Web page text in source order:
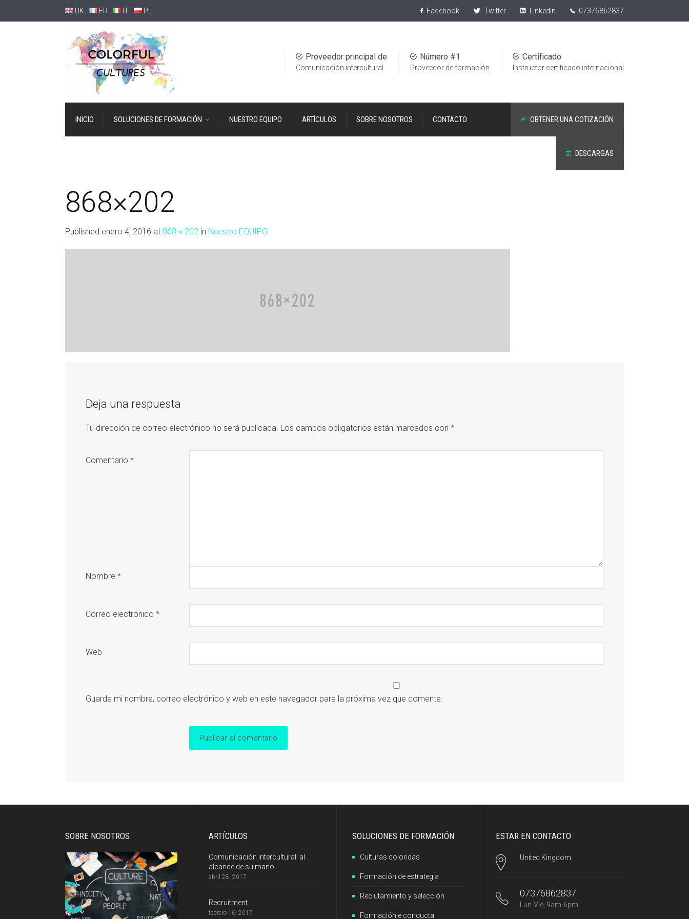
UK FR IT PL Facebook Twitter LinkedIn 07376862837
Certificado
Instructor certificado internacional
Número #1
Proveedor de formación
Proveedor principal de
Comunicación intercultural
INICIO SOLUCIONES DE FORMACIÓN NUESTRO EQUIPO ARTÍCULOS SOBRE NOSOTROS CONTACTO OBTENER UNA COTIZACIÓN
DESCARGAS
868×202
Published enero 4, 2016 at 868 × 202 in Nuestro EQUIPO
Deja una respuesta
Tu dirección de correo electrónico no será publicada. Los campos obligatorios están marcados con *
Comentario *
Nombre *
Correo electrónico *
Web
Guarda mi nombre, correo electrónico y web en este navegador para la próxima vez que comente.
SOBRE NOSOTROS ARTÍCULOS
Comunicación intercultural: al
alcance de su mano
abril 28, 2017
Recruitment
febrero 16, 2017
SOLUCIONES DE FORMACIÓN
Culturas coloridas
Formación de estrategia
Reclutamiento y selección
Formación e conducta
ESTAR EN CONTACTO
United Kingdom.
07376862837
Lun-Vie, 9am-6pm